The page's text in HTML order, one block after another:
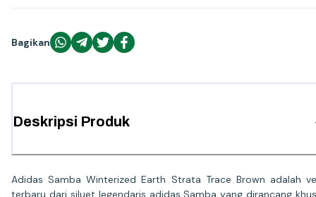
Bagikan
Deskripsi Produk
Adidas Samba Winterized Earth Strata Trace Brown adalah
terbaru dari siluet legendaris adidas Samba yang dirancang